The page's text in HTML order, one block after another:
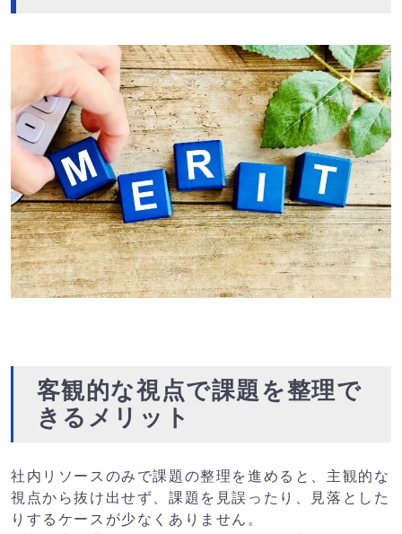
客観的な視点で課題を整理で
きるメリット
社内リソースのみで課題の整理を進めると、主観的な
視点から抜け出せず、課題を見誤ったり、見落とした
りするケースが少なくありません。